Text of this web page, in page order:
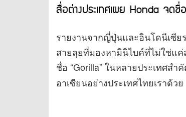
สื่อต่างประเทศเผย Honda จดชื่
รายงานจากญี่ปุ่นและอินโดนีเซีย
สายลุยที่มองหามินิไบค์ที่ไม่ใช่แ
ชื่อ “Gorilla” ในหลายประเทศสำ
อาเซียนอย่างประเทศไทยเราด้วย